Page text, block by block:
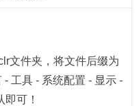
文件夹，将文件后缀为
工具 - 系统配置 - 显示 -
可！